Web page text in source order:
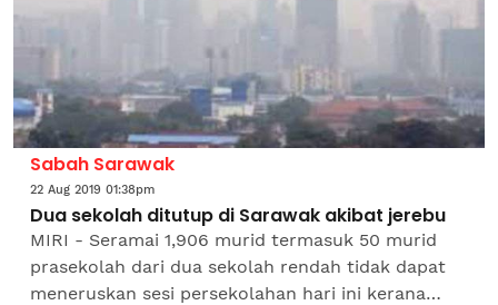
Sabah Sarawak
22 Aug 2019 01:38pm
Dua sekolah ditutup di Sarawak akibat jerebu
MIRI - Seramai 1,906 murid termasuk 50 murid
prasekolah dari dua sekolah rendah tidak dapat
meneruskan sesi persekolahan hari ini kerana